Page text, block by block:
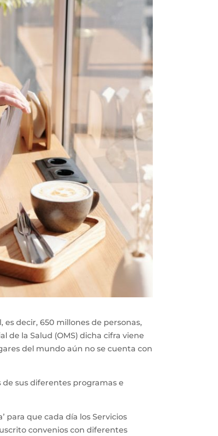
es decir, 650 millones de personas,
de la Salud (OMS) dicha cifra viene
del mundo aún no se cuenta con
de sus diferentes programas e
para que cada día los Servicios
convenios con diferentes